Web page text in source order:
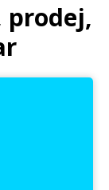
prodej,